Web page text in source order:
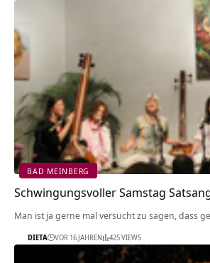
BAD MEINBERG
Schwingungsvoller Samstag
Man ist ja gerne mal versucht zu sagen, dass
DIETA VOR 16 JAHREN 425 VIEWS